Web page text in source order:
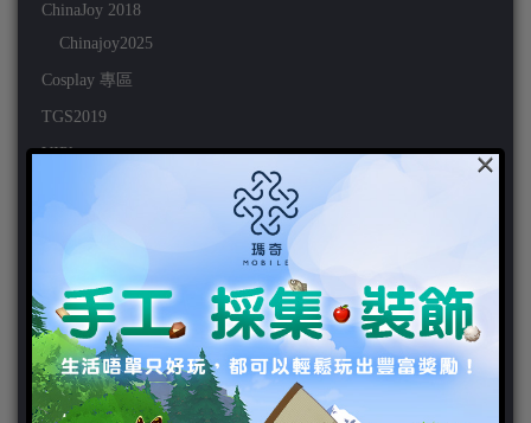
ChinaJoy 2018
Chinajoy2025
Cosplay 專區
TGS2019
VIPlayer
好康活動
官方虛寶
家用遊戲
3DS
×